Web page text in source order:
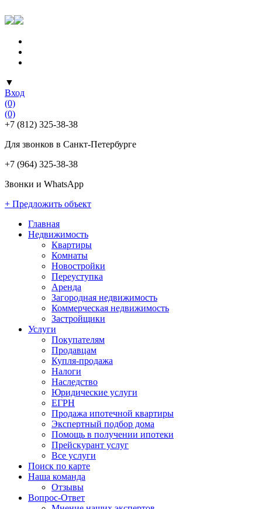
▼
Вход
(0)
(0)
+7 (812) 325-38-38
Для звонков в Санкт-Петербурге
+7 (964) 325-38-38
Звонки и WhatsApp
+ Предложить объект
Главная
Недвижимость
Квартиры
Комнаты
Новостройки
Переуступка
Аренда
Загородная недвижимость
Коммерческая недвижимость
Застройщики
Услуги
Покупателям
Продавцам
Купля-продажа
Налоги
Наследство
Юридические услуги
ЕГРН
Продажа ипотечной квартиры
Экспертный подбор дома
Помощь в получении ипотеки
Прейскурант услуг
Все услуги
Поиск по карте
Наша команда
Отзывы
Вопрос-Ответ